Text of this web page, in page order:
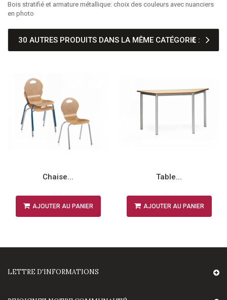
Bois stratifié et armature métallique: choix des couleurs avec nuanciers
en photo
30 AUTRES PRODUITS DANS LA MÊME CATÉGORIE :
Chaise...
AJOUTER AU PANIER
Table...
AJOUTER AU PANIER
LETTRE D'INFORMATIONS